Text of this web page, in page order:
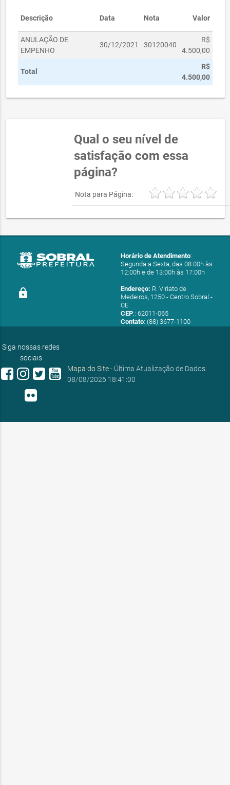
Descrição Data Nota Valor
ANULAÇÃO DE
EMPENHO
30/12/2021 30120040
R$
4.500,00
Total
R$
4.500,00
Qual o seu nível de
satisfação com essa
página?
Nota para Página:
lock
Horário de Atendimento:
Segunda a Sexta, das 08:00h às
12:00h e de 13:00h às 17:00h
Endereço: R. Viriato de
Medeiros, 1250 - Centro Sobral -
CE
CEP.: 62011-065
Contato: (88) 3677-1100
Siga nossas redes
sociais
Mapa do Site- Última Atualização de Dados:
08/08/2026 18:41:00